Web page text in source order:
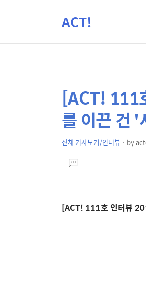
ACT!
상
세
컨
텐
본
문
제
목
[ACT! 111
를 이끈 건
전체 기사보기/인터뷰 by
문댓
글
[ACT! 111호 인터뷰